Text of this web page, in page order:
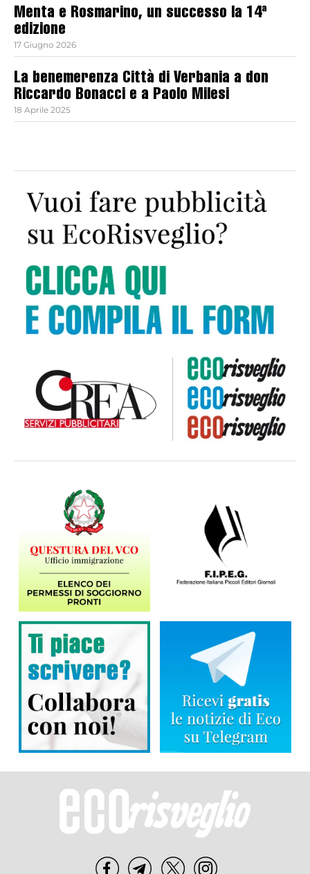
Menta e Rosmarino, un successo la 14ª
edizione
17 Giugno 2026
La benemerenza Città di Verbania a don
Riccardo Bonacci e a Paolo Milesi
18 Aprile 2025